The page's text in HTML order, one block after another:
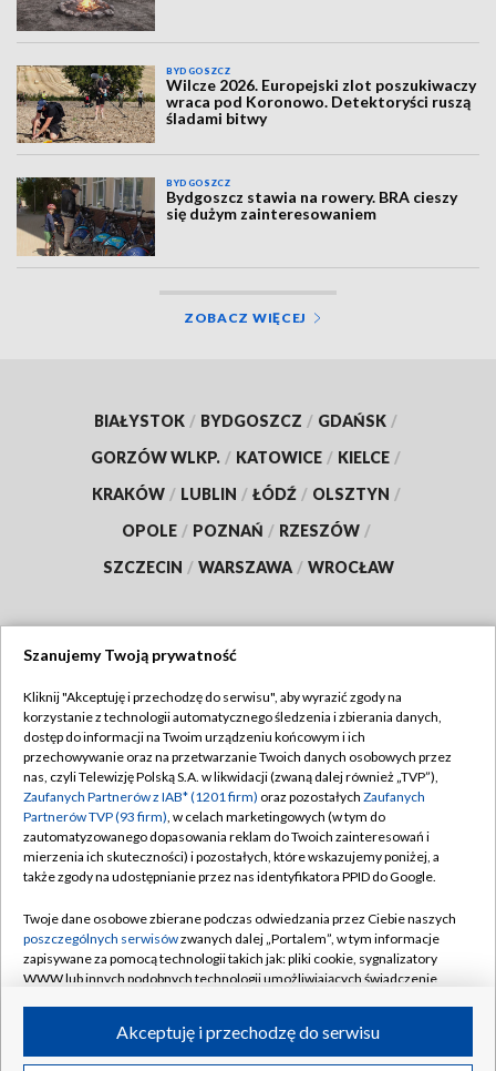
BYDGOSZCZ
Wilcze 2026. Europejski zlot poszukiwaczy
wraca pod Koronowo. Detektoryści ruszą
śladami bitwy
BYDGOSZCZ
Bydgoszcz stawia na rowery. BRA cieszy
się dużym zainteresowaniem
ZOBACZ WIĘCEJ
BIAŁYSTOK / BYDGOSZCZ / GDAŃSK /
GORZÓW WLKP. / KATOWICE / KIELCE /
KRAKÓW / LUBLIN / ŁÓDŹ / OLSZTYN /
OPOLE / POZNAŃ / RZESZÓW /
SZCZECIN / WARSZAWA / WROCŁAW
TVP
Abonament TVP
Emisja w TVP
Centrum informacji TVP
Naziemna Telewizja Cyfrowa
Rada Programowa
System NOS
Informacje o nadawcy
Program dla prasy
Regulamin TVP
Polityka prywatności
Moje zgody
Pomoc
Kontakt
Kanały
©2026 Telewizja Polska S.A. w likwidacji
Szanujemy Twoją prywatność
Kliknij "Akceptuję i przechodzę do serwisu", aby wyrazić zgody na
korzystanie z technologii automatycznego śledzenia i zbierania danych,
dostęp do informacji na Twoim urządzeniu końcowym i ich
przechowywanie oraz na przetwarzanie Twoich danych osobowych przez
nas, czyli Telewizję Polską S.A. w likwidacji (zwaną dalej również „TVP”),
Zaufanych Partnerów z IAB* (1201 firm) oraz pozostałych Zaufanych
Partnerów TVP (93 firm), w celach marketingowych (w tym do
zautomatyzowanego dopasowania reklam do Twoich zainteresowań i
mierzenia ich skuteczności) i pozostałych, które wskazujemy poniżej, a
także zgody na udostępnianie przez nas identyfikatora PPID do Google.
Twoje dane osobowe zbierane podczas odwiedzania przez Ciebie naszych
poszczególnych serwisówzwanych dalej „Portalem”, w tym informacje
zapisywane za pomocą technologii takich jak: pliki cookie, sygnalizatory
WWW lub innych podobnych technologii umożliwiających świadczenie
ruchu w Internecie.Akceptuję i przechodzę do serwisu